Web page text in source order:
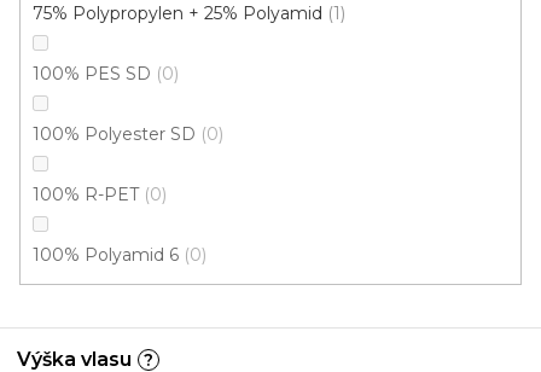
75% Polypropylen + 25% Polyamid 1
100% PES SD 0
100% Polyester SD 0
100% R-PET 0
100% Polyamid 6 0
Výška vlasu ?
Koberec metráž NEW ORLEANS /gel 507
256 Kč/ m2